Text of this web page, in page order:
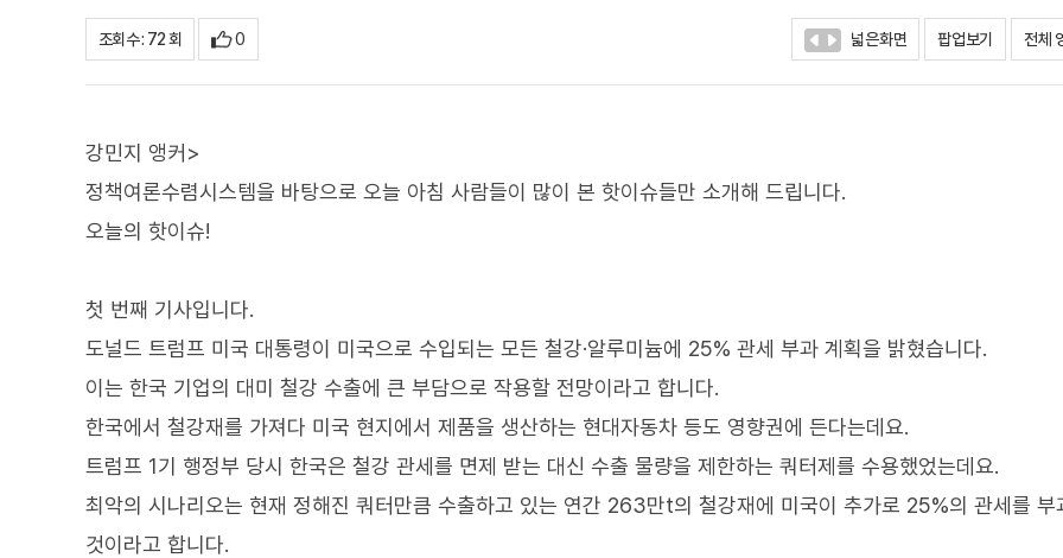
조회수 : 72 회 0 넓은화면 팝업보기 전체
강민지 앵커>
정책여론수렴시스템을 바탕으로 오늘 아침 사람들이 많이 본 핫이슈들만 소개해 드립니다.
오늘의 핫이슈!
첫 번째 기사입니다.
도널드 트럼프 미국 대통령이 미국으로 수입되는 모든 철강·알루미늄에 25% 관세 부과 계획을 밝혔습니다.
이는 한국 기업의 대미 철강 수출에 큰 부담으로 작용할 전망이라고 합니다.
한국에서 철강재를 가져다 미국 현지에서 제품을 생산하는 현대자동차 등도 영향권에 든다는데요.
트럼프 1기 행정부 당시 한국은 철강 관세를 면제 받는 대신 수출 물량을 제한하는 쿼터제를 수용했었는데요.
최악의 시나리오는 현재 정해진 쿼터만큼 수출하고 있는 연간 263만t의 철강재에 미국이 추가로 25%의 관세를 부
것이라고 합니다.